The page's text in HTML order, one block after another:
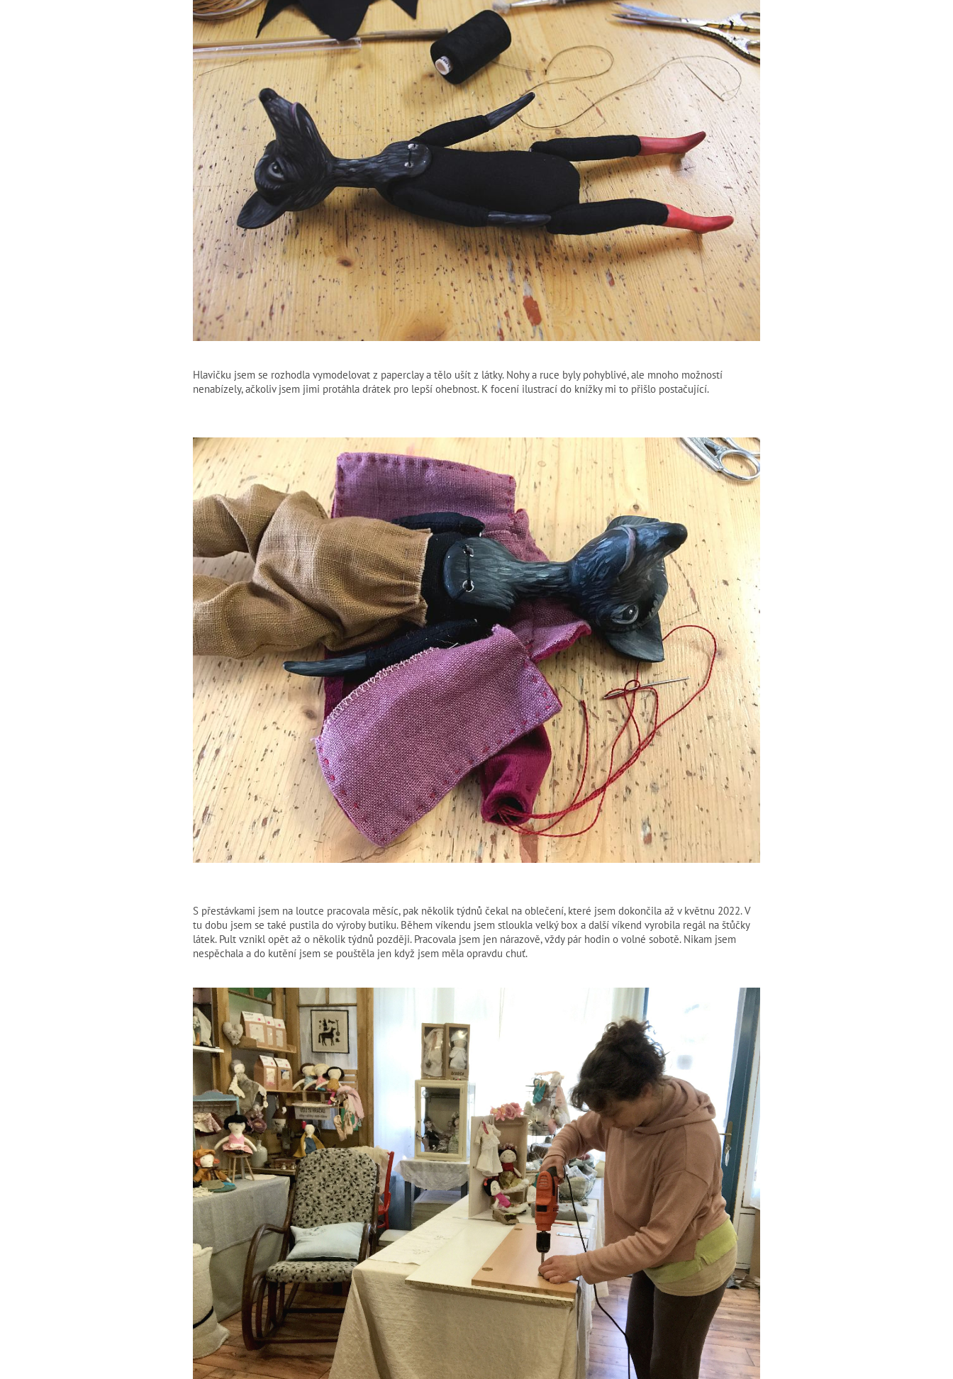
Hlavičku jsem se rozhodla vymodelovat z paperclay a tělo ušít z látky. Nohy a ruce byly pohyblivé, ale mnoho možností
nenabízely, ačkoliv jsem jimi protáhla drátek pro lepší ohebnost. K focení ilustrací do knížky mi to přišlo postačující.
S přestávkami jsem na loutce pracovala měsíc, pak několik týdnů čekal na oblečení, které jsem dokončila až v květnu 2022. V
tu dobu jsem se také pustila do výroby butiku. Během víkendu jsem stloukla velký box a další víkend vyrobila regál na štůčky
látek. Pult vznikl opět až o několik týdnů později. Pracovala jsem jen nárazově, vždy pár hodin o volné sobotě. Nikam jsem
nespěchala a do kutění jsem se pouštěla jen když jsem měla opravdu chuť.